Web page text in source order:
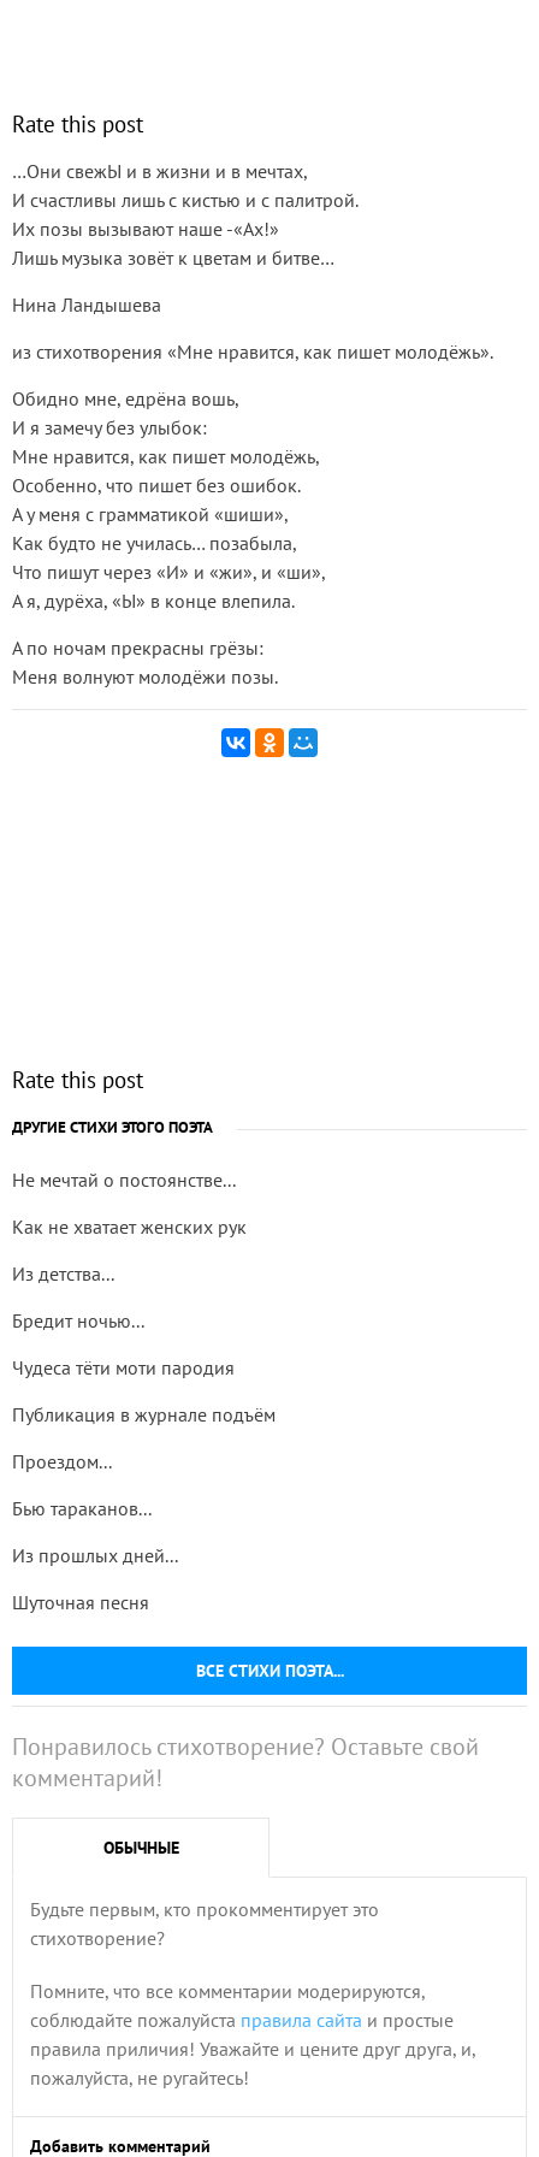
Rate this post
…Они свежЫ и в жизни и в мечтах,
И счастливы лишь с кистью и с палитрой.
Их позы вызывают наше -«Ах!»
Лишь музыка зовёт к цветам и битве…
Нина Ландышева
из стихотворения «Мне нравится, как пишет молодёжь».
Обидно мне, едрёна вошь,
И я замечу без улыбок:
Мне нравится, как пишет молодёжь,
Особенно, что пишет без ошибок.
А у меня с грамматикой «шиши»,
Как будто не училась… позабыла,
Что пишут через «И» и «жи», и «ши»,
А я, дурёха, «Ы» в конце влепила.
А по ночам прекрасны грёзы:
Меня волнуют молодёжи позы.
Rate this post
ДРУГИЕ СТИХИ ЭТОГО ПОЭТА
ВСЕ СТИХИ ПОЭТА...
Не мечтай о постоянстве...
Как не хватает женских рук
Из детства...
Бредит ночью...
Чудеса тёти моти пародия
Публикация в журнале подъём
Проездом...
Бью тараканов...
Из прошлых дней...
Шуточная песня
Понравилось стихотворение? Оставьте свой
комментарий!
ОБЫЧНЫЕ
Будьте первым, кто прокомментирует это
стихотворение?
Помните, что все комментарии модерируются,
соблюдайте пожалуйста правила сайта и простые
правила приличия! Уважайте и цените друг друга, и,
пожалуйста, не ругайтесь!
Добавить комментарий